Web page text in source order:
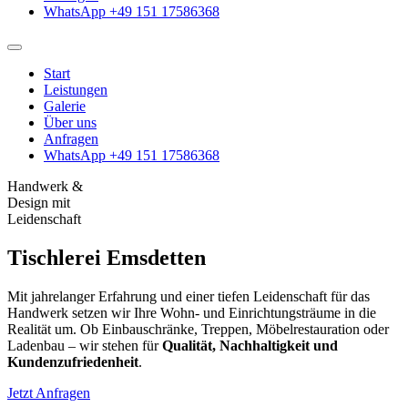
WhatsApp +49 151 17586368
Start
Leistungen
Galerie
Über uns
Anfragen
WhatsApp +49 151 17586368
Handwerk &
Design mit
Leidenschaft
Tischlerei Emsdetten
Mit jahrelanger Erfahrung und einer tiefen Leidenschaft für das
Handwerk setzen wir Ihre Wohn- und Einrichtungsträume in die
Realität um. Ob Einbauschränke, Treppen, Möbelrestauration oder
Ladenbau – wir stehen fürQualität, Nachhaltigkeit und
Kundenzufriedenheit.
Jetzt Anfragen